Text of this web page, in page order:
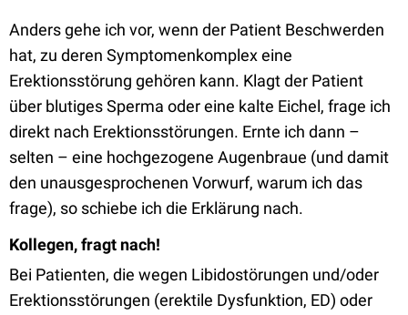
Anders gehe ich vor, wenn der Patient Beschwerden
hat, zu deren Symptomenkomplex eine
Erektionsstörung gehören kann. Klagt der Patient
über blutiges Sperma oder eine kalte Eichel, frage ich
direkt nach Erektionsstörungen. Ernte ich dann –
selten – eine hochgezogene Augenbraue (und damit
den unausgesprochenen Vorwurf, warum ich das
frage), so schiebe ich die Erklärung nach.
Kollegen, fragt nach!
Bei Patienten, die wegen Libidostörungen und/oder
Erektionsstörungen (erektile Dysfunktion, ED) oder